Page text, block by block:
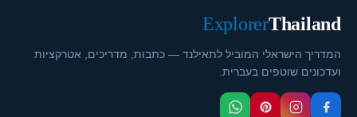
Thailand
Explorer
המדריך הישראלי המוביל לתאילנד — כתבות, מדריכים, אטרקציות
ועדכונים שוטפים בעברית.